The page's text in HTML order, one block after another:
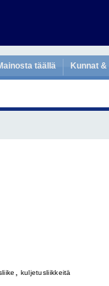
täällä Kunnat
kuljetusliikkeitä